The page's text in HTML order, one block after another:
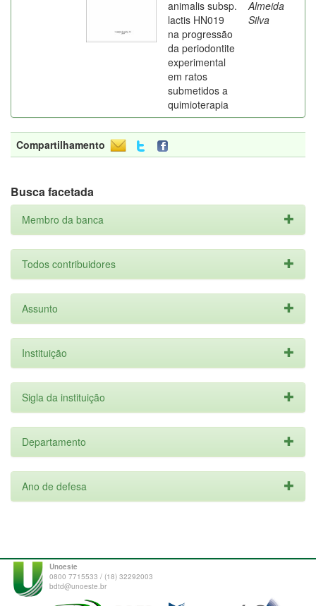
animalis subsp.
lactis HN019
na progressão
da periodontite
experimental
em ratos
submetidos a
quimioterapia
Almeida
Silva
Compartilhamento
Busca facetada
Membro da banca
Todos contribuidores
Assunto
Instituição
Sigla da instituição
Departamento
Ano de defesa
Unoeste
0800 7715533 / (18) 32292003
bdtd@unoeste.br